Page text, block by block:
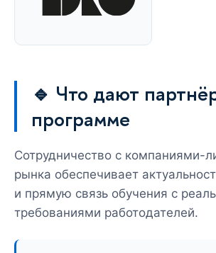
🔹 Что дают
программе
Сотрудничество с компаниями-
рынка обеспечивает
и прямую связь обучения с
требованиями работодателей.